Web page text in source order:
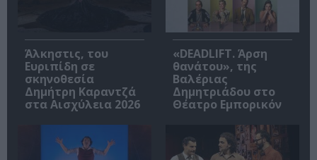
Άλκηστις, του
Ευριπίδη σε
σκηνοθεσία
Δημήτρη Καραντζά
στα Αισχύλεια 2026
«DEADLIFT. Άρση
θανάτου», της
Βαλέριας
Δημητριάδου στο
Θέατρο Εμπορικόν